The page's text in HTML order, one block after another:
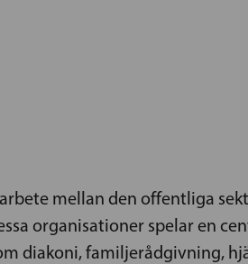
mellan den offentliga
organisationer spelar en
diakoni, familjerådgivning,